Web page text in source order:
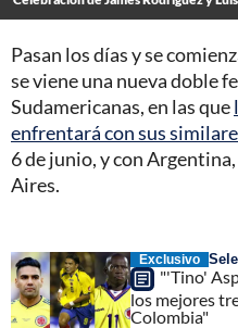
Pasan los días y se
se viene una nueva doble
Sudamericanas, en las que
enfrentará con sus
6 de junio, y con
Aires.
Exclusivo
"'Tino'
los mejores
Colombia"